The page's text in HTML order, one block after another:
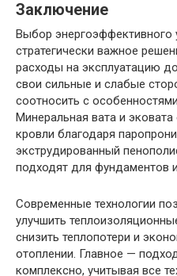
Заключение
Выбор энергоэффективного
стратегически важное
расходы на эксплуатацию
свои сильные и слабые
соотносить с
Минеральная вата и
кровли благодаря
экструдированный
подходят для фундаментов
Современные технологии
улучшить
снизить теплопотери и
отоплении. Главное —
комплексно, учитывая все